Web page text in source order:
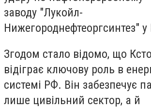
заводу "Лукойл-
Нижегороднефтеоргсинтез" у
Згодом стало відомо, що
відіграє ключову роль в
системі РФ. Він забезпечує
лише цивільний сектор, а й